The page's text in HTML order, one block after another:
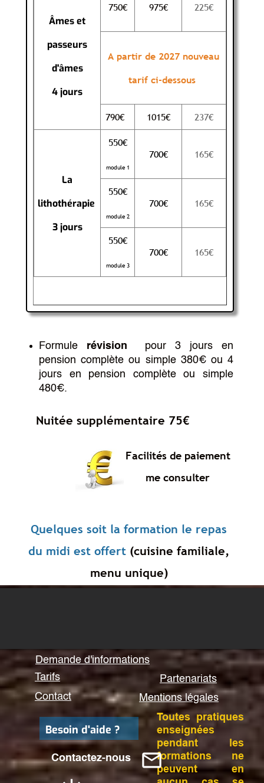
Besoin d'aide ?
mail_outline
Contactez-nous
Mentions légales
Contact
Partenariats
Demande d'informations
Tarifs
Toutes pratiques
enseignées
pendant les
formations ne
peuvent en
Âmes et
passeurs
d'âmes
4 jours
750€ 975€ 225€
A partir de 2027 nouveau
tarif ci-dessous
790€ 1015€ 237€
La
lithothérapie
3 jours
550€
module 1
700€ 165€
550€
module 2
700€ 165€
550€
module 3
700€ 165€
Facilités de paiement
me consulter
Formule révision pour 3 jours en
pension complète ou simple 380€ ou 4
jours en pension complète ou simple
480€.
Nuitée supplémentaire 75€
Quelques soit la formation le repas
du midi est offert (cuisine familiale,
menu unique)